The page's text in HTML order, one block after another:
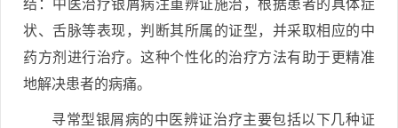
结：中医治疗银屑病注重辨证施治，根据患者的具体症
状、舌脉等表现，判断其所属的证型，并采取相应的中
药方剂进行治疗。这种个性化的治疗方法有助于更精准
地解决患者的病痛。
寻常型银屑病的中医辨证治疗主要包括以下几种证